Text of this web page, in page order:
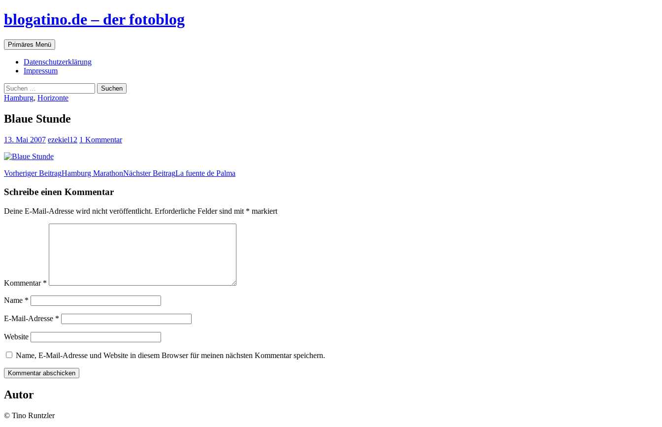
blogatino.de – der fotoblog
Suchen
Primäres Menü Zum
Inhalt
springen
Datenschutzerklärung
Impressum
Suchen
nach:
Hamburg, Horizonte
Blaue Stunde
13. Mai 2007 ezekiel12 1 Kommentar
Beitragsnavigation
Vorheriger BeitragHamburg MarathonNächster BeitragLa fuente de Palma
Schreibe einen Kommentar
Deine E-Mail-Adresse wird nicht veröffentlicht. Erforderliche Felder sind mit * markiert
Kommentar *
Name *
E-Mail-Adresse *
Website
Name, E-Mail-Adresse und Website in diesem Browser für meinen nächsten Kommentar speichern.
Autor
© Tino Runtzler